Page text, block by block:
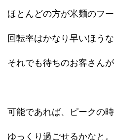
ほとんどの方が米麺のフ
回転率はかなり早いほう
それでも待ちのお客さんが
可能であれば、ピークの
ゆっくり過ごせるかなと。